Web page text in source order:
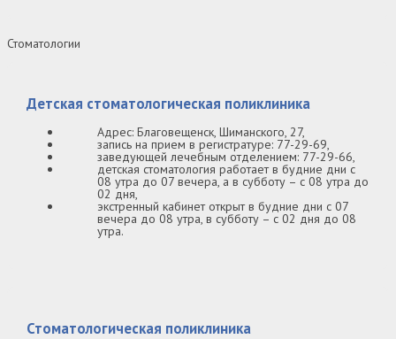
Стоматологии
Детская стоматологическая поликлиника
Адрес: Благовещенск, Шиманского, 27,
запись на прием в регистратуре: 77-29-69,
заведующей лечебным отделением: 77-29-66,
детская стоматология работает в будние дни с
08 утра до 07 вечера, а в субботу – с 08 утра до
02 дня,
экстренный кабинет открыт в будние дни с 07
вечера до 08 утра, в субботу – с 02 дня до 08
утра.
Стоматологическая поликлиника